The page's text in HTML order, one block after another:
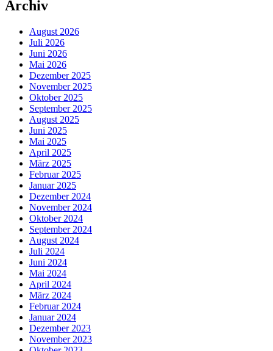
Archiv
August 2026
Juli 2026
Juni 2026
Mai 2026
Dezember 2025
November 2025
Oktober 2025
September 2025
August 2025
Juni 2025
Mai 2025
April 2025
März 2025
Februar 2025
Januar 2025
Dezember 2024
November 2024
Oktober 2024
September 2024
August 2024
Juli 2024
Juni 2024
Mai 2024
April 2024
März 2024
Februar 2024
Januar 2024
Dezember 2023
November 2023